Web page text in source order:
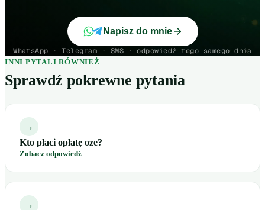
Napisz do mnie
WhatsApp · Telegram · SMS · odpowiedź tego samego dnia
INNI PYTALI RÓWNIEŻ
Sprawdź pokrewne pytania
→
Kto płaci opłatę oze?
Zobacz odpowiedź
→